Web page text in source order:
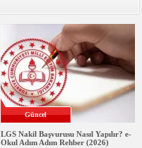
Güncel
LGS Nakil Başvurusu Nasıl Yapılır? e-
Okul Adım Adım Rehber (2026)